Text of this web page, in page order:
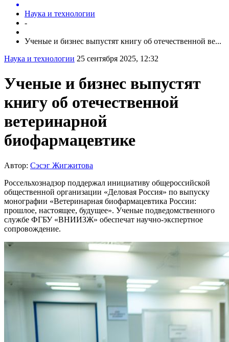
Наука и технологии
-
Ученые и бизнес выпустят книгу об отечественной ве...
Наука и технологии 25 сентября 2025, 12:32
Ученые и бизнес выпустят
книгу об отечественной
ветеринарной
биофармацевтике
Автор: Сэсэг Жигжитова
Россельхознадзор поддержал инициативу общероссийской
общественной организации «Деловая Россия» по выпуску
монографии «Ветеринарная биофармацевтика России:
прошлое, настоящее, будущее». Ученые подведомственного
службе ФГБУ «ВНИИЗЖ» обеспечат научно-экспертное
сопровождение.